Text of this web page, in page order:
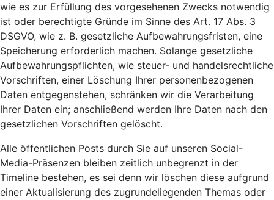
wie es zur Erfüllung des vorgesehenen Zwecks notwendig
ist oder berechtigte Gründe im Sinne des Art. 17 Abs. 3
DSGVO, wie z. B. gesetzliche Aufbewahrungsfristen, eine
Speicherung erforderlich machen. Solange gesetzliche
Aufbewahrungspflichten, wie steuer- und handelsrechtliche
Vorschriften, einer Löschung Ihrer personenbezogenen
Daten entgegenstehen, schränken wir die Verarbeitung
Ihrer Daten ein; anschließend werden Ihre Daten nach den
gesetzlichen Vorschriften gelöscht.
Alle öffentlichen Posts durch Sie auf unseren Social-
Media-Präsenzen bleiben zeitlich unbegrenzt in der
Timeline bestehen, es sei denn wir löschen diese aufgrund
einer Aktualisierung des zugrundeliegenden Themas oder